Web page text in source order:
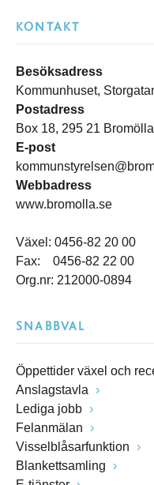
KONTAKT
Besöksadress
Kommunhuset,
Postadress
Box 18, 295 21 Bromölla
E-post
Webbadress
www.bromolla.se
Växel: 0456-82 20 00
Fax: 0456-82 22 00
Org.nr: 212000-0894
SNABBVAL
Öppettider växel och
Anslagstavla
Lediga jobb
Felanmälan
Visselblåsarfunktion
Blankettsamling